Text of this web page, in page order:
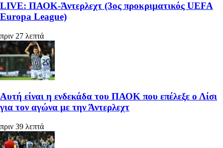
LIVE: ΠΑΟΚ-Άντερλεχτ (3ος προκριματικός UEFA
Europa League)
πριν 27 λεπτά
Αυτή είναι η ενδεκάδα του ΠΑΟΚ που επέλεξε ο Λίσι
για τον αγώνα με την Άντερλεχτ
πριν 39 λεπτά